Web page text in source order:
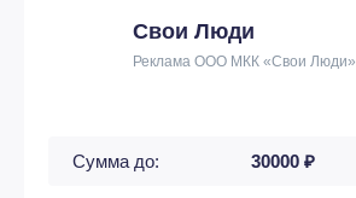
Свои Люди
Реклама ООО МКК «Свои Люди»
Сумма до: 30000 ₽